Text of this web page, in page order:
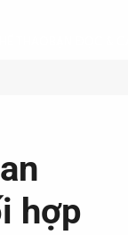
lượng quốc gia
hợp